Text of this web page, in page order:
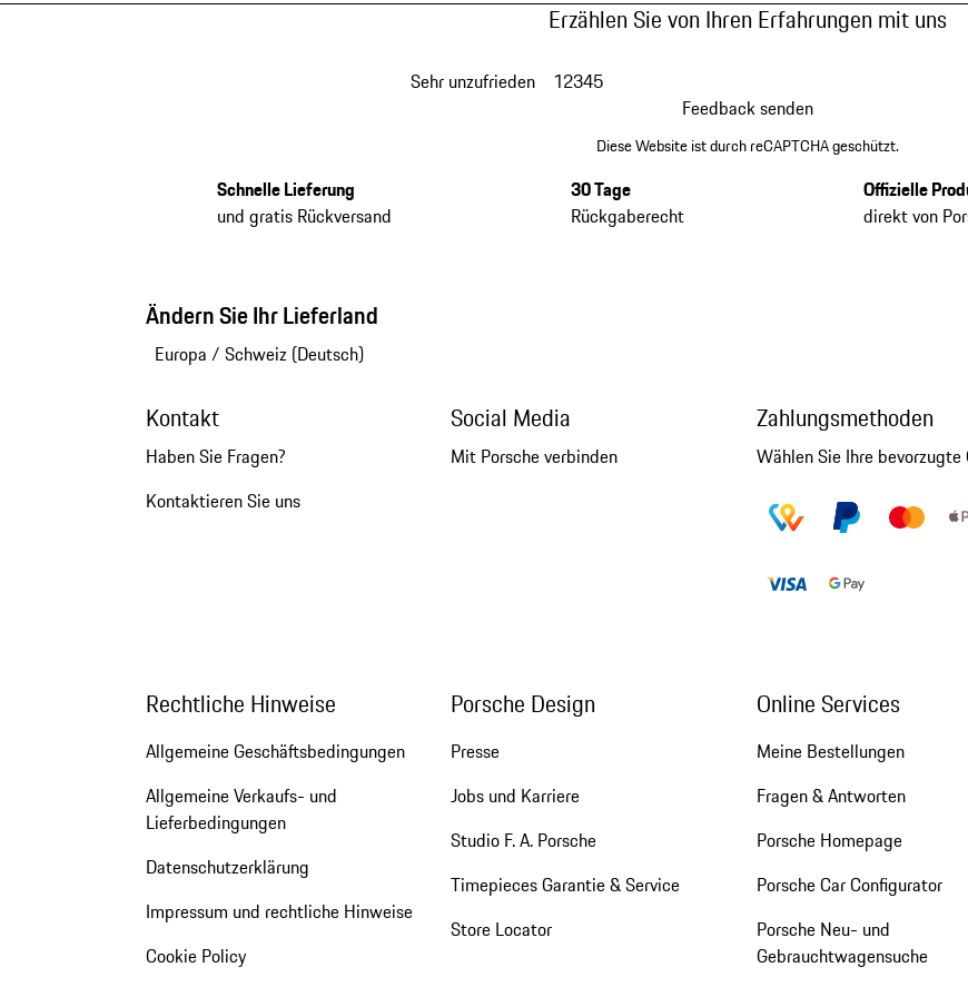
Erzählen Sie von Ihren Erfahrungen mit uns
Sehr unzufrieden 12345
Feedback senden
Diese Website ist durch reCAPTCHA geschützt.
Schnelle Lieferung
und gratis Rückversand
30 Tage
Rückgaberecht
Offizielle
direkt von
Ändern Sie Ihr Lieferland
Europa / Schweiz (Deutsch)
Kontakt
Haben Sie Fragen?
Kontaktieren Sie uns
Social Media
Mit Porsche verbinden
Zahlungsmethoden
Wählen Sie Ihre bevorzugte
Rechtliche Hinweise
Allgemeine Geschäftsbedingungen
Allgemeine Verkaufs- und
Lieferbedingungen
Datenschutzerklärung
Impressum und rechtliche Hinweise
Cookie Policy
Porsche Design
Presse
Jobs und Karriere
Studio F. A. Porsche
Timepieces Garantie & Service
Store Locator
Online Services
Meine Bestellungen
Fragen & Antworten
Porsche Homepage
Porsche Car Configurator
Porsche Neu- und
Gebrauchtwagensuche